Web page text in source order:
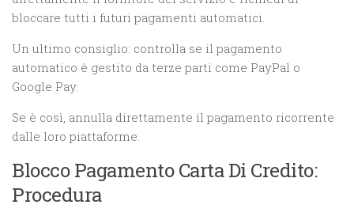
bloccare tutti i futuri pagamenti automatici.
Un ultimo consiglio: controlla se il pagamento
automatico è gestito da terze parti come PayPal o
Google Pay.
Se è così, annulla direttamente il pagamento ricorrente
dalle loro piattaforme.
Blocco Pagamento Carta Di Credito:
Procedura